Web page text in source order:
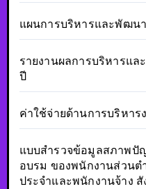
แผนการบริหารและพัฒน
รายงานผลการบริหารแ
ปี
ค่าใช้จ่ายด้านการบริหาร
แบบสำรวจข้อมูลสภาพปั
อบรม ของพนักงานส่วนต
ประจำและพนักงานจ้าง